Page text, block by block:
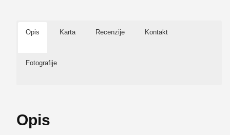
Opis Karta Recenzije Kontakt
Fotografije
Opis